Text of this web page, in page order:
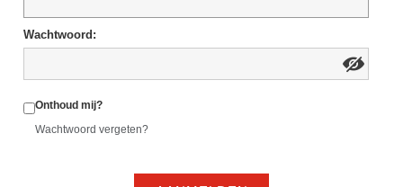
Wachtwoord:
Onthoud mij?
Wachtwoord vergeten?